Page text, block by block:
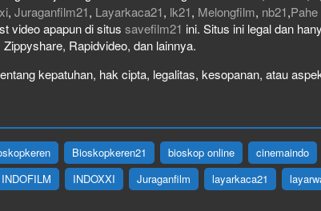
, Juraganfilm21, Layarkaca21, lk21, Melongfilm, nb21,Pahe
video apapun di situs savefilm21 ini. Situs ini legal dan
Rapidvideo, dan lainnya.
kepatuhan, hak cipta, legalitas, kesopanan, atau
Bioskopkeren21 bioskop online cinemaindo
INDOFILM INDOXXI Juraganfilm layarkaca21